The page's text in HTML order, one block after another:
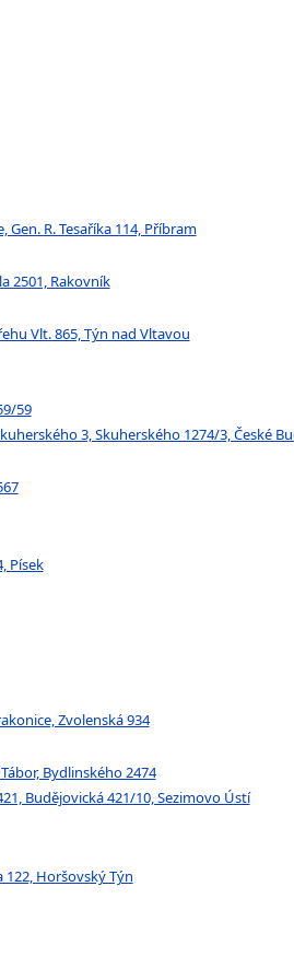
R. Tesaříka 114, Příbram
2501, Rakovník
Vlt. 865, Týn nad Vltavou
59
3, Skuherského 1274/3, České
Písek
Zvolenská 934
Bydlinského 2474
Budějovická 421/10, Sezimovo Ústí
Horšovský Týn